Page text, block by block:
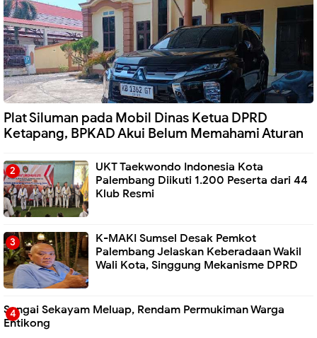
Plat Siluman pada Mobil Dinas Ketua DPRD
Ketapang, BPKAD Akui Belum Memahami Aturan
UKT Taekwondo Indonesia Kota
Palembang Diikuti 1.200 Peserta dari 44
Klub Resmi
K-MAKI Sumsel Desak Pemkot
Palembang Jelaskan Keberadaan Wakil
Wali Kota, Singgung Mekanisme DPRD
Sungai Sekayam Meluap, Rendam Permukiman Warga
Entikong